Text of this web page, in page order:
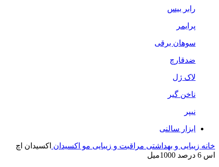
رابر بیس
پرایمر
سوهان برقی
ضدقارچ
لاک ژل
ناخن گیر
نیپر
ابزار سالنی
خانه زیبایی و بهداشتی مراقبت و زیبایی مو اکسیدان اکسیدان اچ
اس 6 درصد 1000میل